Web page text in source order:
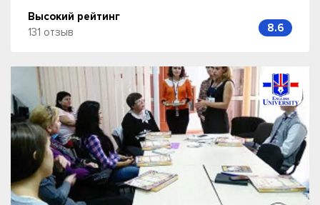
Высокий рейтинг
131 отзыв
8.6